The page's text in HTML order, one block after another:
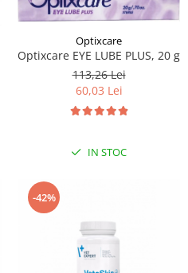
Optixcare
Optixcare EYE LUBE PLUS, 20 g
113,26 Lei
60,03 Lei
IN STOC
-42%